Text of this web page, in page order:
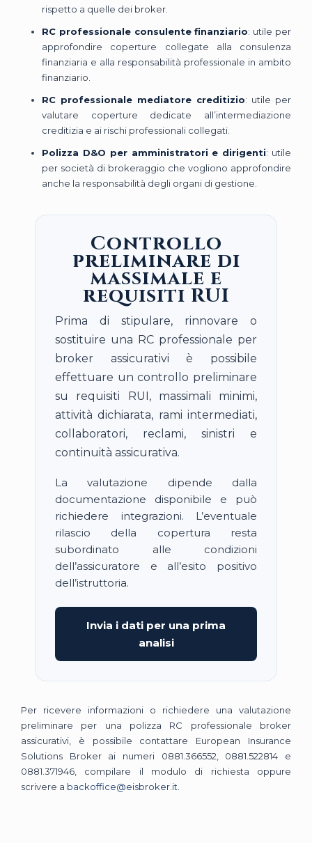
rispetto a quelle dei broker.
RC professionale consulente finanziario: utile per
approfondire coperture collegate alla consulenza
finanziaria e alla responsabilità professionale in ambito
finanziario.
RC professionale mediatore creditizio: utile per
valutare coperture dedicate all’intermediazione
creditizia e ai rischi professionali collegati.
Polizza D&O per amministratori e dirigenti: utile
per società di brokeraggio che vogliono approfondire
anche la responsabilità degli organi di gestione.
Controllo
preliminare di
massimale e
requisiti RUI
Prima di stipulare, rinnovare o
sostituire una RC professionale per
broker assicurativi è possibile
effettuare un controllo preliminare
su requisiti RUI, massimali minimi,
attività dichiarata, rami intermediati,
collaboratori, reclami, sinistri e
continuità assicurativa.
La valutazione dipende dalla
documentazione disponibile e può
richiedere integrazioni. L’eventuale
rilascio della copertura resta
subordinato alle condizioni
dell’assicuratore e all’esito positivo
dell’istruttoria.
Invia i dati per una prima
analisi
Per ricevere informazioni o richiedere una valutazione
preliminare per una polizza RC professionale broker
assicurativi, è possibile contattare European Insurance
Solutions Broker ai numeri 0881.366552, 0881.522814 e
0881.371946, compilare il modulo di richiesta oppure
scrivere a backoffice@eisbroker.it